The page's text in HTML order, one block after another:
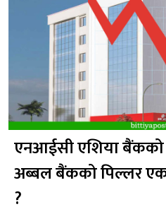
एनआईसी एशिया बैंकको
अब्बल बैंकको पिल्लर
?